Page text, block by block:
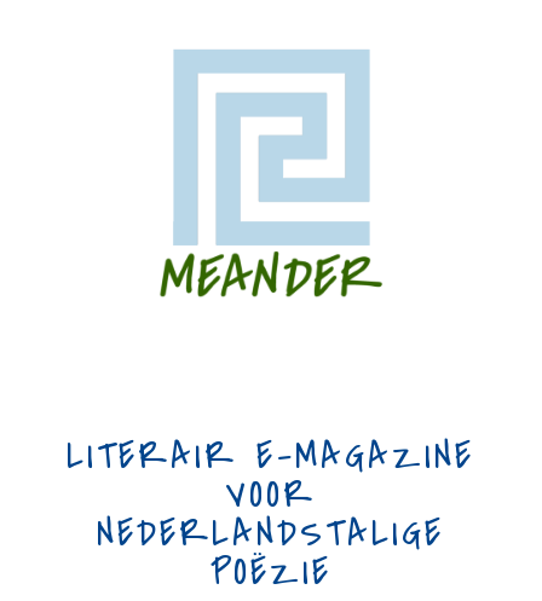
LITERAIR E-MAGAZINE
VOOR
NEDERLANDSTALIGE
POËZIE